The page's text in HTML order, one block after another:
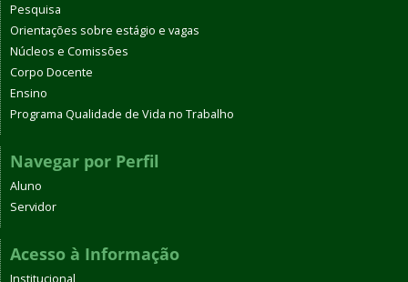
Pesquisa
Orientações sobre estágio e vagas
Núcleos e Comissões
Corpo Docente
Ensino
Programa Qualidade de Vida no Trabalho
Navegar por Perfil
Aluno
Servidor
Acesso à Informação
Institucional